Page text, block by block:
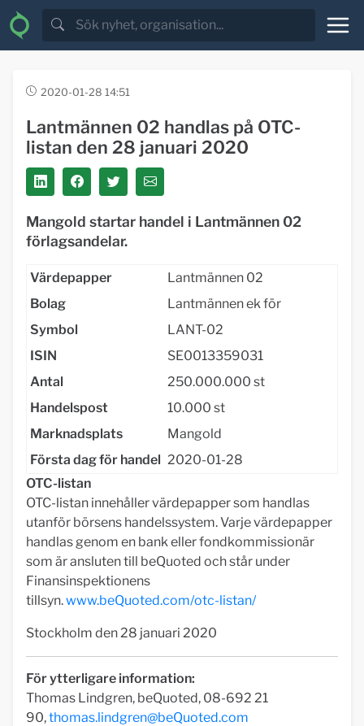
2020-01-28 14:51
Lantmännen 02 handlas på OTC-
listan den 28 januari 2020
Mangold startar handel i Lantmännen 02
förlagsandelar.
Värdepapper
Lantmännen 02
Bolag
Lantmännen ek för
Symbol
LANT-02
ISIN
SE0013359031
Antal
250.000.000 st
Handelspost
10.000 st
Marknadsplats
Mangold
Första dag för handel 2020-01-28
OTC-listan
OTC-listan innehåller värdepapper som handlas
utanför börsens handelssystem. Varje värdepapper
handlas genom en bank eller fondkommissionär
som är ansluten till beQuoted och står under
Finansinspektionens
tillsyn.www.beQuoted.com/otc-listan/
Stockholm den 28 januari 2020
För ytterligare information:
Thomas Lindgren, beQuoted, 08-692 21
90,thomas.lindgren@beQuoted.com